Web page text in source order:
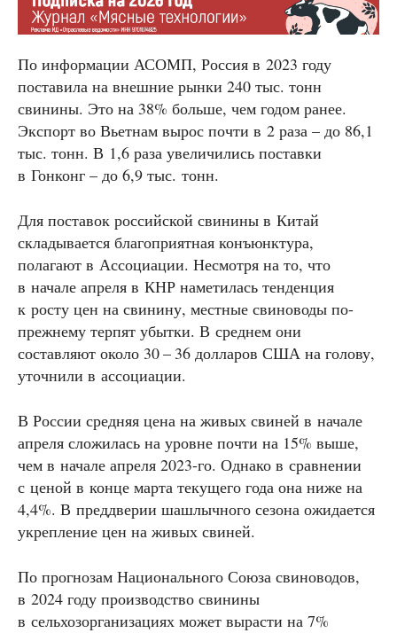
По информации АСОМП, Россия в 2023 году
поставила на внешние рынки 240 тыс. тонн
свинины. Это на 38% больше, чем годом ранее.
Экспорт во Вьетнам вырос почти в 2 раза – до 86,1
тыс. тонн. В 1,6 раза увеличились поставки
в Гонконг – до 6,9 тыс. тонн.
Для поставок российской свинины в Китай
складывается благоприятная конъюнктура,
полагают в Ассоциации. Несмотря на то, что
в начале апреля в КНР наметилась тенденция
к росту цен на свинину, местные свиноводы по-
прежнему терпят убытки. В среднем они
составляют около 30 – 36 долларов США на голову,
уточнили в ассоциации.
В России средняя цена на живых свиней в начале
апреля сложилась на уровне почти на 15% выше,
чем в начале апреля 2023-го. Однако в сравнении
с ценой в конце марта текущего года она ниже на
4,4%. В преддверии шашлычного сезона ожидается
укрепление цен на живых свиней.
По прогнозам Национального Союза свиноводов,
в 2024 году производство свинины
в сельхозорганизациях может вырасти на 7%